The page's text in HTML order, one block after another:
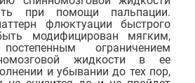
при помощи пальпации.
флюктуации быстрого
модифицирован мягким,
ограничением
жидкости в ее
и убывании до тех пор,